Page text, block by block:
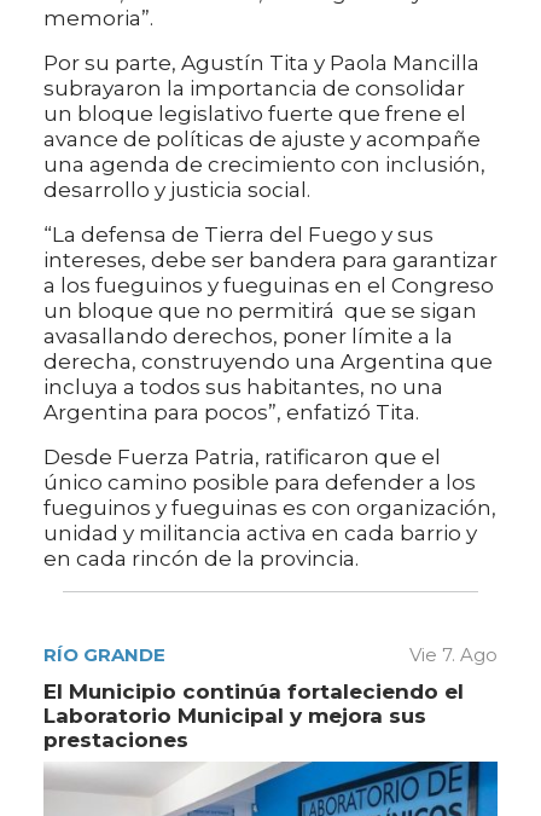
memoria”.
Por su parte, Agustín Tita y Paola Mancilla
subrayaron la importancia de consolidar
un bloque legislativo fuerte que frene el
avance de políticas de ajuste y acompañe
una agenda de crecimiento con inclusión,
desarrollo y justicia social.
“La defensa de Tierra del Fuego y sus
intereses, debe ser bandera para garantizar
a los fueguinos y fueguinas en el Congreso
un bloque que no permitirá que se sigan
avasallando derechos, poner límite a la
derecha, construyendo una Argentina que
incluya a todos sus habitantes, no una
Argentina para pocos”, enfatizó Tita.
Desde Fuerza Patria, ratificaron que el
único camino posible para defender a los
fueguinos y fueguinas es con organización,
unidad y militancia activa en cada barrio y
en cada rincón de la provincia.
RÍO GRANDE Vie 7. Ago
El Municipio continúa fortaleciendo el
Laboratorio Municipal y mejora sus
prestaciones